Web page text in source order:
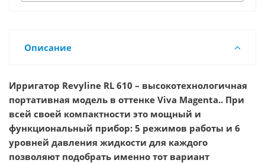
Описание
Ирригатор Revyline RL 610 – высокотехнологичная
портативная модель в оттенке Viva Magenta.. При
всей своей компактности это мощный и
функциональный прибор: 5 режимов работы и 6
уровней давления жидкости для каждого
позволяют подобрать именно тот вариант